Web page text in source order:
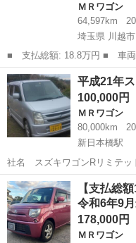
ＭＲワゴン
64,597km
埼玉県 川越市
■ 支払総額: 18.8万円 ■ 車両本体価格： 158,000 円 ■ メーカー
名： スズキ ■ 車種名： Ｍ
Ｌ バックカメラ スマート
量： 660...
埼玉 川越市 ＭＲワゴン
平成21年
100,000円
ＭＲワゴン
80,000km
新日本橋駅
社名 スズキワゴンRリミテッド 走行距離180000K 車検あり、令
年４月末 エンジン好調、静かです。 低価格にて販売し
お探しの方直ぐにアクセス
千葉 南房総市 新日本
【支払総
令和6年9
178,000円
ＭＲワゴン